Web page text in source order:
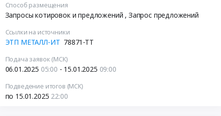
Способ размещения
Запросы котировок и предложений , Запрос предложений
Ссылки на источники
ЭТП МЕТАЛЛ-ИТ 78871-ТТ
Подача заявок (МСК)
06.01.2025 05:00 - 15.01.2025 09:00
Подведение итогов (МСК)
по 15.01.2025 22:00